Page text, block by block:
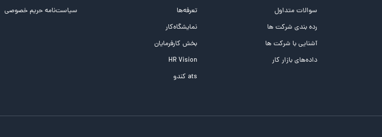
تست MBTI
تست تیپ سنجی شغلی Holland
تست NEO
تست هوش های چندگانه
سوالات متداول
رده بندی شرکت ها
آشنایی با شرکت ها
داده‌های بازار کار
تعرفه‌ها
نمایشگاه‌کار
بخش کارفرمایان
HR Vision
ats کندو
سیاست‌نامه حریم خصوصی